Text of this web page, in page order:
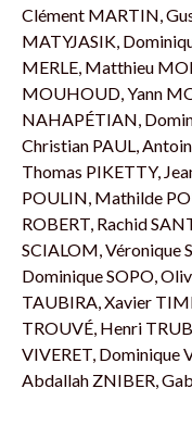
Clément MARTIN,
MATYJASIK,
MERLE, Matthieu
MOUHOUD, Yann
NAHAPÉTIAN,
Christian PAUL,
Thomas PIKETTY,
POULIN, Mathilde
ROBERT, Rachid
SCIALOM, Véronique
Dominique SOPO,
TAUBIRA, Xavier
TROUVÉ, Henri
VIVERET, Dominique
Abdallah ZNIBER,